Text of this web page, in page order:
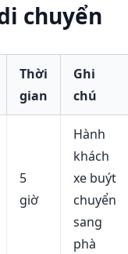
chuyển
Thời
gian
Ghi
chú
5
giờ
Hành
khách
xe buýt
chuyển
sang
phà